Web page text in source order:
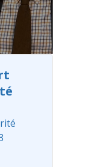
Read
Gilets
de
des
de